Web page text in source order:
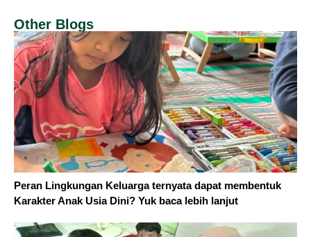
Other Blogs
Peran Lingkungan Keluarga ternyata dapat membentuk
Karakter Anak Usia Dini? Yuk baca lebih lanjut